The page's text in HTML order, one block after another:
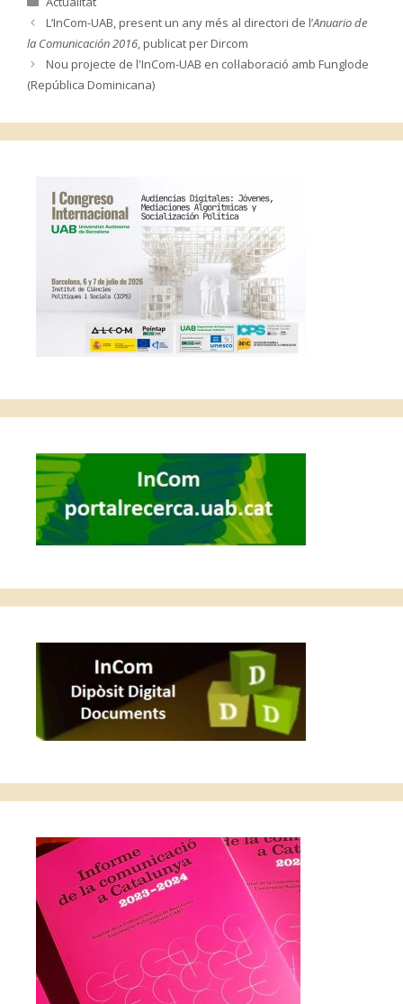
L’InCom-UAB, present un any més al directori de l’Anuario de
la Comunicación 2016, publicat per Dircom
Nou projecte de l'InCom-UAB en col·laboració amb Funglode
(República Dominicana)